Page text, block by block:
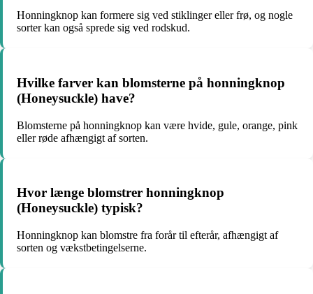
Honningknop kan formere sig ved stiklinger eller frø, og nogle
sorter kan også sprede sig ved rodskud.
Hvilke farver kan blomsterne på honningknop
(Honeysuckle) have?
Blomsterne på honningknop kan være hvide, gule, orange, pink
eller røde afhængigt af sorten.
Hvor længe blomstrer honningknop
(Honeysuckle) typisk?
Honningknop kan blomstre fra forår til efterår, afhængigt af
sorten og vækstbetingelserne.